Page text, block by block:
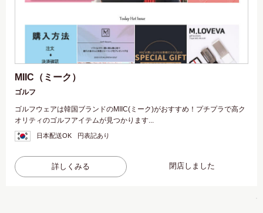
MIIC（ミーク）
ゴルフ
ゴルフウェアは韓国ブランドのMIIC(ミーク)がおすすめ！プチプラで高ク
オリティのゴルフアイテムが見つかります...
日本配送OK 円表記あり
詳しくみる 閉店しました